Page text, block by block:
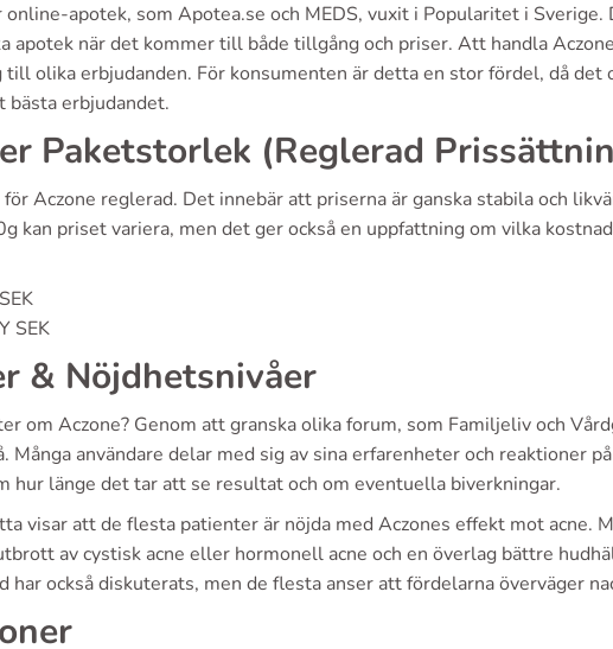
online-apotek, som Apotea.se och MEDS, vuxit i Popularitet i
apotek när det kommer till både tillgång och priser. Att handla
olika erbjudanden. För konsumenten är detta en stor fördel, då det
bästa erbjudandet.
Paketstorlek (Reglerad
Aczone reglerad. Det innebär att priserna är ganska stabila och
kan priset variera, men det ger också en uppfattning om vilka
SEK
& Nöjdhetsnivåer
om Aczone? Genom att granska olika forum, som Familjeliv och
Många användare delar med sig av sina erfarenheter och reaktioner
hur länge det tar att se resultat och om eventuella biverkningar.
visar att de flesta patienter är nöjda med Aczones effekt mot acne.
av cystisk acne eller hormonell acne och en överlag bättre
också diskuterats, men de flesta anser att fördelarna överväger